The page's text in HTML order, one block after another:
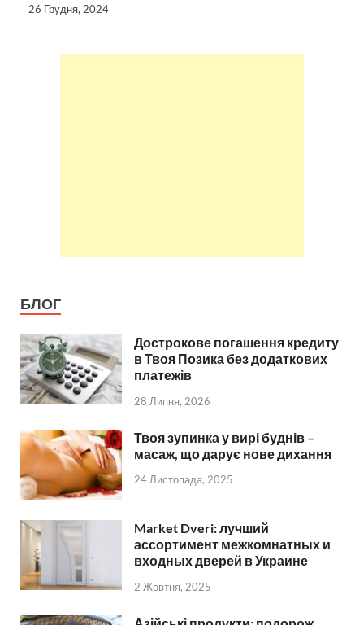
26 Грудня, 2024
БЛОГ
Дострокове погашення кредиту
в Твоя Позика без додаткових
платежів
28 Липня, 2026
Твоя зупинка у вирі буднів –
масаж, що дарує нове дихання
24 Листопада, 2025
Market Dveri: лучший
ассортимент межкомнатных и
входных дверей в Украине
2 Жовтня, 2025